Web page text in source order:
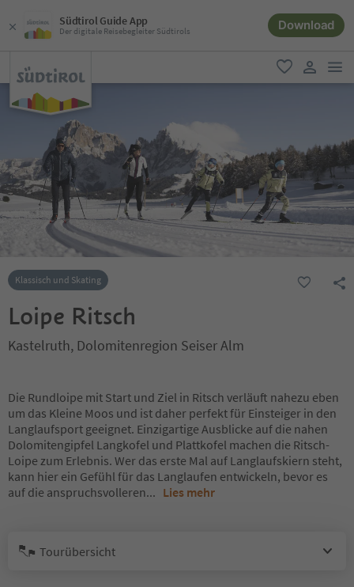
Südtirol Guide App
Der digitale Reisebegleiter Südtirols Download
favorit
user link
Klassisch und Skating
Loipe Ritsch
Kastelruth, Dolomitenregion Seiser Alm
Die Rundloipe mit Start und Ziel in Ritsch verläuft nahezu eben
um das Kleine Moos und ist daher perfekt für Einsteiger in den
Langlaufsport geeignet. Einzigartige Ausblicke auf die nahen
Dolomitengipfel Langkofel und Plattkofel machen die Ritsch-
Loipe zum Erlebnis. Wer das erste Mal auf Langlaufskiern steht,
kann hier ein Gefühl für das Langlaufen entwickeln, bevor es
auf die anspruchsvolleren... Lies mehr
Tourübersicht